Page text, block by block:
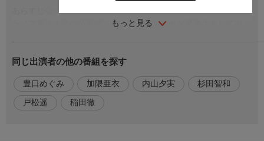
もっと見る
ラノア魔法大学の卒業式、リニアとプルセナが卒業生として出
次第に次の道へと進んでいく。そんな中、ナナホシがルーデウス
に実験の御礼をしたいと言い…。
出演者
同じ出演者の他の番組を探す
豊口めぐみ 加隈亜衣 内山夕実 杉田智和
戸松遥 稲田徹